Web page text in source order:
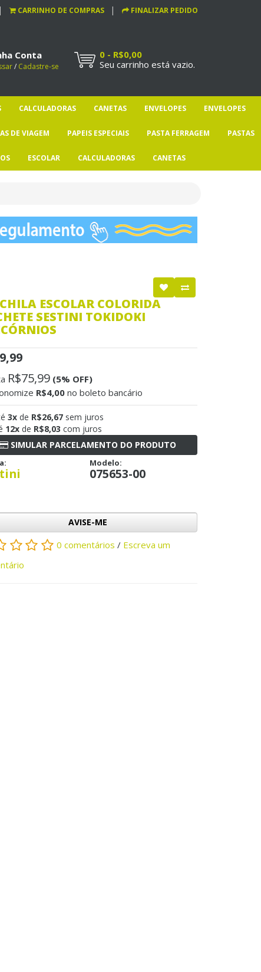
CARRINHO DE COMPRAS FINALIZAR PEDIDO
Conta
/ Cadastre-se
0 - R$0,00
Seu carrinho está vazio.
CALCULADORAS CANETAS ENVELOPES ENVELOPES
DE VIAGEM PAPEIS ESPECIAIS PASTA FERRAGEM PASTAS
ESCOLAR CALCULADORAS CANETAS
ESCOLAR COLORIDA
SESTINI TOKIDOKI
R$75,99 (5% OFF)
R$4,00 no boleto bancário
3x de R$26,67 sem juros
12x de R$8,03 com juros
SIMULAR PARCELAMENTO DO PRODUTO
Modelo:
075653-00
AVISE-ME
0 comentários / Escreva um